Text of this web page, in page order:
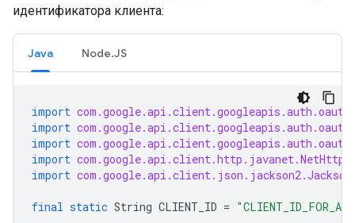
идентификатора клиента:
Java Node.JS
import
import
import
import
import
final static String CLIENT_ID =